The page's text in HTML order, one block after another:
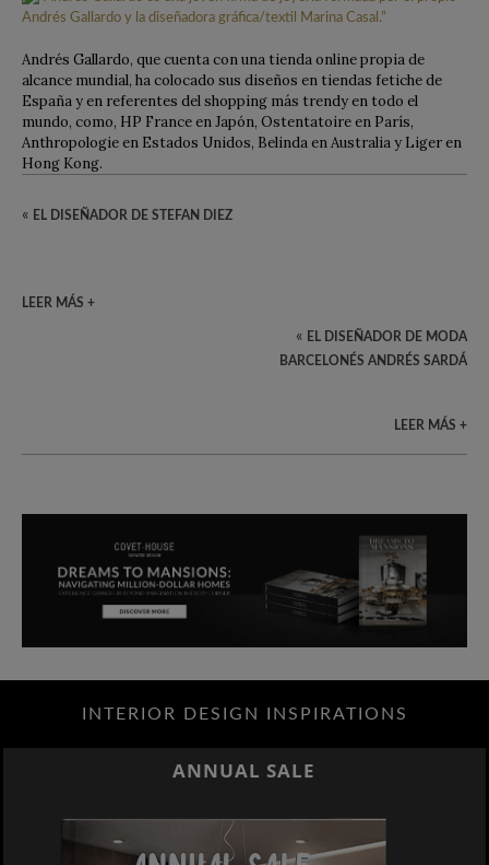
Andrés Gallardo, que cuenta con una tienda online propia de
alcance mundial, ha colocado sus diseños en tiendas fetiche de
España y en referentes del shopping más trendy en todo el
mundo, como, HP France en Japón, Ostentatoire en París,
Anthropologie en Estados Unidos, Belinda en Australia y Liger en
Hong Kong.
« EL DISEÑADOR DE STEFAN DIEZ
LEER MÁS +
« EL DISEÑADOR DE MODA
BARCELONÉS ANDRÉS SARDÁ
LEER MÁS +
INTERIOR DESIGN INSPIRATIONS
ANNUAL SALE